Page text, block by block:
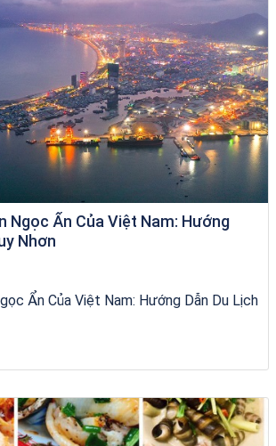
Ngọc Ẩn Của Việt Nam: Hướng
Nhơn
Ẩn Của Việt Nam: Hướng Dẫn Du Lịch
tại Quy Nhơn